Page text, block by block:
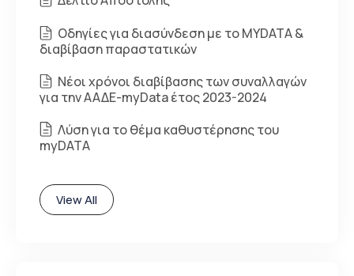
Οδηγίες για διασύνδεση με το MYDATA &
διαβίβαση παραστατικών
Νέοι χρόνοι διαβίβασης των συναλλαγών
για την ΑΑΔΕ-myData έτος 2023-2024
Λύση για το θέμα καθυστέρησης του
myDATA
View All